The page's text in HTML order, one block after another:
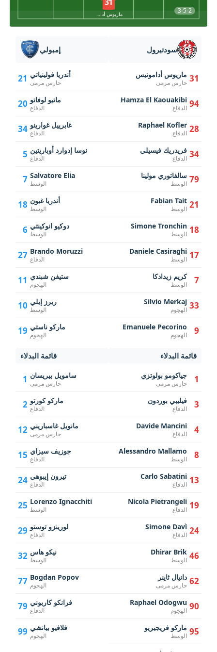
3-5-2 ماريوس أدامونيس
إمبولي
21 أندريا فولينياتي
حارس مرمى
20 ماتيو لوفاتو
الدفاع
34 غابرييل غوارينو
الدفاع
5 نوسا إدوارد أوباريتين
الدفاع
7 Salvatore Elia
الوسط
18 أندريا غيون
الوسط
6 دوكيو انوكينتي
الوسط
27 Brando Moruzzi
الدفاع
11 ستيفن شبندي
الهجوم
10 ريرز إيلي
الوسط
19 ماركو ناستي
الهجوم
قائمة البدلاء
1 سامويل بيريسان
حارس مرمى
2 ماركو كورتو
الدفاع
12 مانويل غاسباريني
حارس مرمى
15 جوزيف سيزاي
الدفاع
24 تيرون إيبوهي
الدفاع
25 Lorenzo Ignacchiti
الوسط
29 لورينزو توستو
الدفاع
32 نيكو هاس
الوسط
77 Bogdan Popov
الهجوم
79 فرانكو كاربوني
الدفاع
99 فلافيو بيانشي
الهجوم
سودتيرول
31 ماريوس أدامونيس
حارس مرمى
94
Hamza El Kaouakibi
الدفاع
28
Raphael Kofler
الدفاع
34 فريدريك فيسيلي
الدفاع
79 سالفاتوري مولينا
الوسط
21
Fabian Tait
الوسط
18
Simone Tronchin
الوسط
17
Daniele Casiraghi
الوسط
7 كريم زيدادكا
الوسط
33
Silvio Merkaj
الهجوم
9
Emanuele Pecorino
الهجوم
قائمة البدلاء
1 جياكومو بولوتزي
حارس مرمى
3 فيليبي بوردون
الدفاع
4
Davide Mancini
الدفاع
8
Alessandro Mallamo
الوسط
13
Carlo Sabatini
الدفاع
19
Nicola Pietrangeli
الدفاع
24
Simone Davì
الدفاع
46
Dhirar Brik
الوسط
62 دانيال ثاينر
حارس مرمى
90
Raphael Odogwu
الهجوم
95 ماركو فريجيريو
الوسط